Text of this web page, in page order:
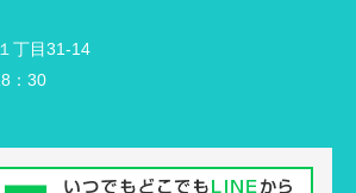
丁目31-14
：30